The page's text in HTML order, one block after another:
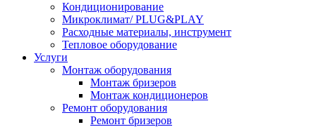
Кондиционирование
Микроклимат/ PLUG&PLAY
Расходные материалы, инструмент
Тепловое оборудование
Услуги
Монтаж оборудования
Монтаж бризеров
Монтаж кондиционеров
Ремонт оборудования
Ремонт бризеров